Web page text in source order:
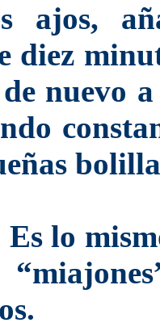
ajos,
de nuevo
lo